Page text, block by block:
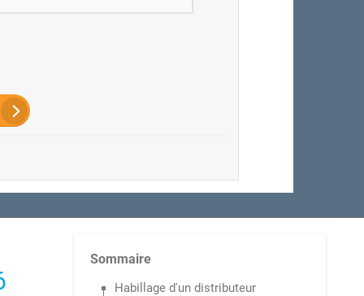
Sommaire
Habillage d'un distributeur